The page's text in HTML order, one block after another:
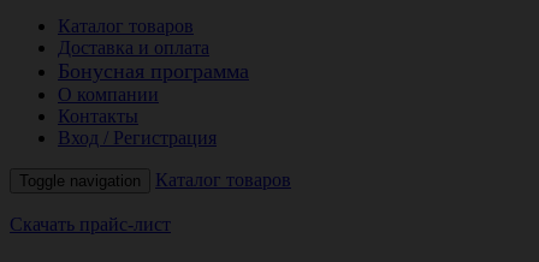
Каталог товаров
Доставка и оплата
Бонусная программа
О компании
Контакты
Вход / Регистрация
Toggle navigation Каталог товаров
Скачать прайс-лист